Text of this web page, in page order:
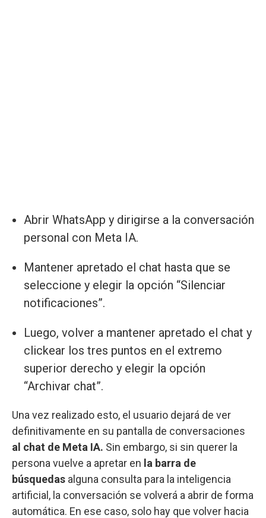
Abrir WhatsApp y dirigirse a la conversación
personal con Meta IA.
Mantener apretado el chat hasta que se
seleccione y elegir la opción “Silenciar
notificaciones”.
Luego, volver a mantener apretado el chat y
clickear los tres puntos en el extremo
superior derecho y elegir la opción
“Archivar chat”.
Una vez realizado esto, el usuario dejará de ver
definitivamente en su pantalla de conversaciones
al chat de Meta IA. Sin embargo, si sin querer la
persona vuelve a apretar en la barra de
búsquedas alguna consulta para la inteligencia
artificial, la conversación se volverá a abrir de forma
automática. En ese caso, solo hay que volver hacia